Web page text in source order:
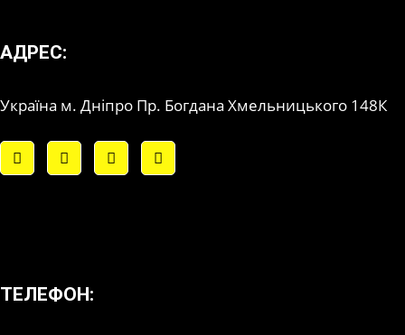
АДРЕС:
Україна м. Дніпро Пр. Богдана Хмельницького 148К
ТЕЛЕФОН: